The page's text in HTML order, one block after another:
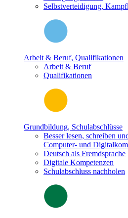
Selbstverteidigung,
Arbeit & Beruf, Qualifikationen
Arbeit & Beruf
Qualifikationen
Grundbildung, Schulabschlüsse
Besser lesen, schreiben
Computer- und
Deutsch als Fremdsprache
Digitale Kompetenzen
Schulabschluss nachholen